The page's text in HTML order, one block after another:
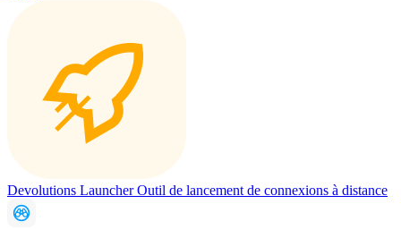
Devolutions Launcher Outil de lancement de connexions à distance